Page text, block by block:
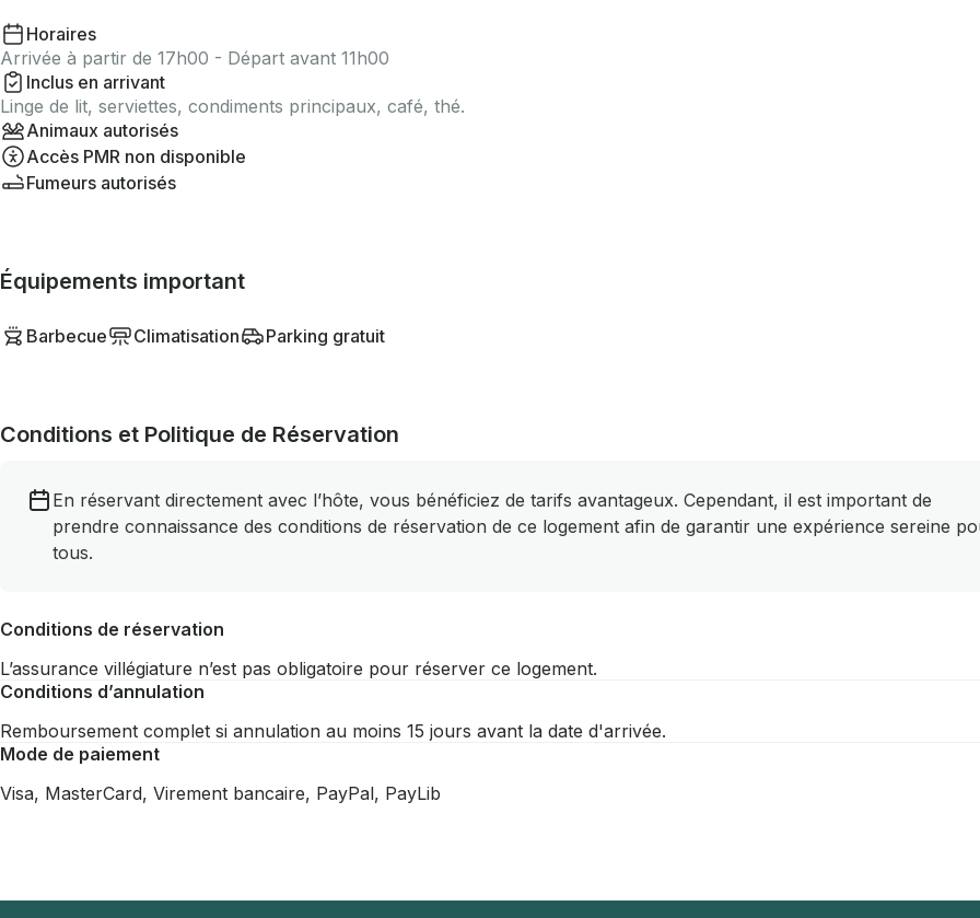
Horaires
Arrivée à partir de 17h00 - Départ avant 11h00
Inclus en arrivant
Linge de lit, serviettes, condiments principaux, café, thé.
Animaux autorisés
Accès PMR non disponible
Fumeurs autorisés
Équipements important
Barbecue Climatisation Parking gratuit
Conditions et Politique de Réservation
En réservant directement avec l’hôte, vous bénéficiez de tarifs avantageux. Cependant, il est important de
prendre connaissance des conditions de réservation de ce logement afin de garantir une expérience sereine
tous.
Conditions de réservation
L’assurance villégiature n’est pas obligatoire pour réserver ce logement.
Conditions d’annulation
Remboursement complet si annulation au moins 15 jours avant la date d'arrivée.
Mode de paiement
Visa, MasterCard, Virement bancaire, PayPal, PayLib